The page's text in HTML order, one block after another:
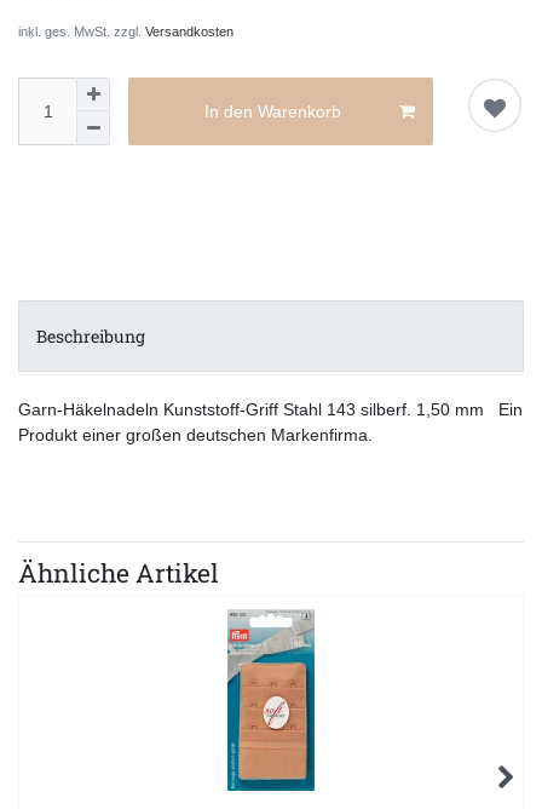
inkl. ges. MwSt. zzgl. Versandkosten
In den Warenkorb
Beschreibung
Garn-Häkelnadeln Kunststoff-Griff Stahl 143 silberf. 1,50 mm Ein
Produkt einer großen deutschen Markenfirma.
Ähnliche Artikel